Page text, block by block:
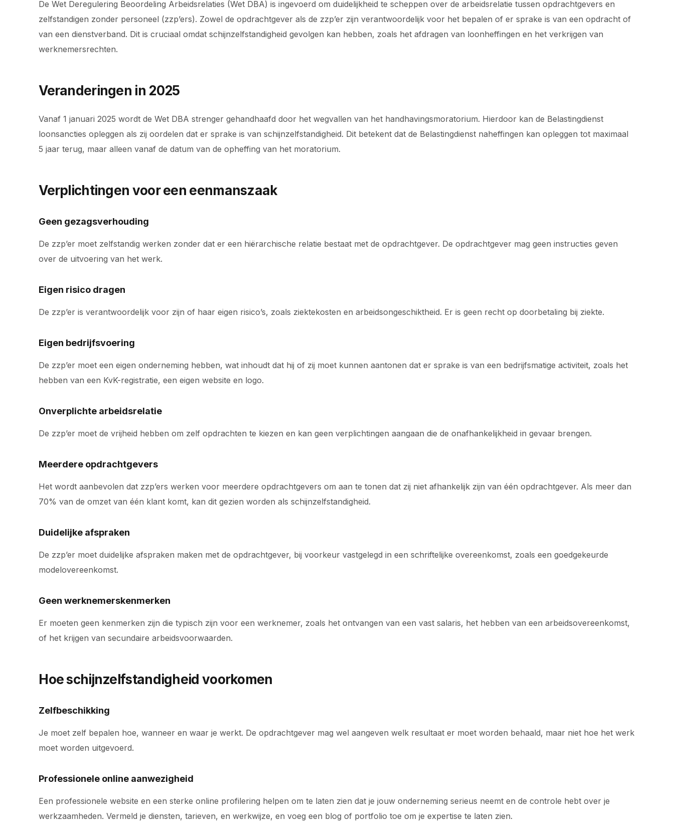
De Wet Deregulering Beoordeling Arbeidsrelaties (Wet DBA) is ingevoerd om duidelijkheid te scheppen over de arbeidsrelatie tussen opdrachtgevers en
zelfstandigen zonder personeel (zzp’ers). Zowel de opdrachtgever als de zzp’er zijn verantwoordelijk voor het bepalen of er sprake is van een opdracht of
van een dienstverband. Dit is cruciaal omdat schijnzelfstandigheid gevolgen kan hebben, zoals het afdragen van loonheffingen en het verkrijgen van
werknemersrechten.
Veranderingen in 2025
Vanaf 1 januari 2025 wordt de Wet DBA strenger gehandhaafd door het wegvallen van het handhavingsmoratorium. Hierdoor kan de Belastingdienst
loonsancties opleggen als zij oordelen dat er sprake is van schijnzelfstandigheid. Dit betekent dat de Belastingdienst naheffingen kan opleggen tot maximaal
5 jaar terug, maar alleen vanaf de datum van de opheffing van het moratorium.
Verplichtingen voor een eenmanszaak
Geen gezagsverhouding
De zzp’er moet zelfstandig werken zonder dat er een hiërarchische relatie bestaat met de opdrachtgever. De opdrachtgever mag geen instructies geven
over de uitvoering van het werk.
Eigen risico dragen
De zzp’er is verantwoordelijk voor zijn of haar eigen risico’s, zoals ziektekosten en arbeidsongeschiktheid. Er is geen recht op doorbetaling bij ziekte.
Eigen bedrijfsvoering
De zzp’er moet een eigen onderneming hebben, wat inhoudt dat hij of zij moet kunnen aantonen dat er sprake is van een bedrijfsmatige activiteit, zoals het
hebben van een KvK-registratie, een eigen website en logo.
Onverplichte arbeidsrelatie
De zzp’er moet de vrijheid hebben om zelf opdrachten te kiezen en kan geen verplichtingen aangaan die de onafhankelijkheid in gevaar brengen.
Meerdere opdrachtgevers
Het wordt aanbevolen dat zzp’ers werken voor meerdere opdrachtgevers om aan te tonen dat zij niet afhankelijk zijn van één opdrachtgever. Als meer dan
70% van de omzet van één klant komt, kan dit gezien worden als schijnzelfstandigheid.
Duidelijke afspraken
De zzp’er moet duidelijke afspraken maken met de opdrachtgever, bij voorkeur vastgelegd in een schriftelijke overeenkomst, zoals een goedgekeurde
modelovereenkomst.
Geen werknemerskenmerken
Er moeten geen kenmerken zijn die typisch zijn voor een werknemer, zoals het ontvangen van een vast salaris, het hebben van een arbeidsovereenkomst,
of het krijgen van secundaire arbeidsvoorwaarden.
Hoe schijnzelfstandigheid voorkomen
Zelfbeschikking
Je moet zelf bepalen hoe, wanneer en waar je werkt. De opdrachtgever mag wel aangeven welk resultaat er moet worden behaald, maar niet hoe het werk
moet worden uitgevoerd.
Professionele online aanwezigheid
Een professionele website en een sterke online profilering helpen om te laten zien dat je jouw onderneming serieus neemt en de controle hebt over je
werkzaamheden. Vermeld je diensten, tarieven, en werkwijze, en voeg een blog of portfolio toe om je expertise te laten zien.